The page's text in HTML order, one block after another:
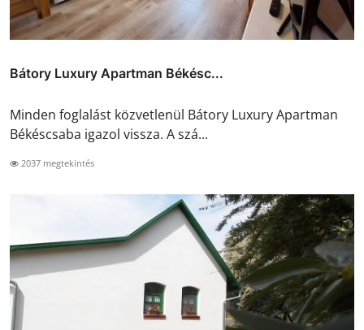
Bátory Luxury Apartman Békésc...
Minden foglalást közvetlenül Bátory Luxury Apartman
Békéscsaba igazol vissza. A szá...
2037 megtekintés